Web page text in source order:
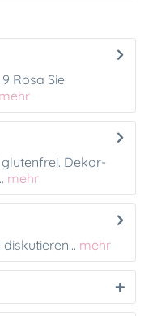
Rosa Sie
mehr
Dekor-
mehr
mehr